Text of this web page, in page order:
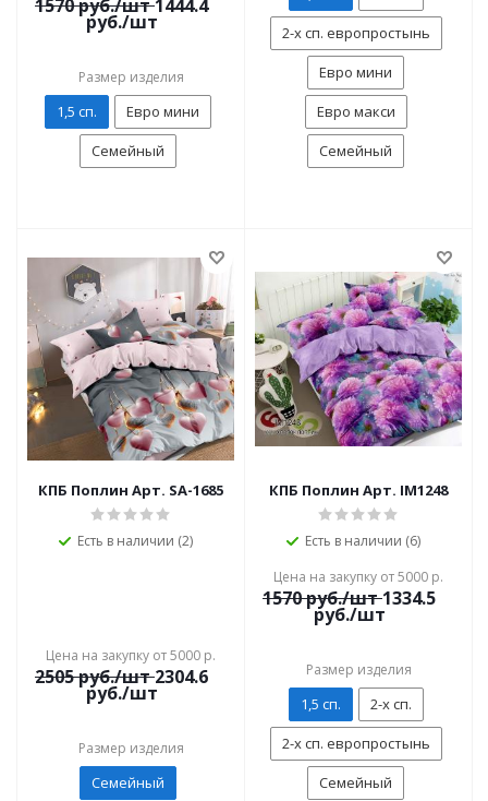
1570руб./шт 1444.4
руб./шт
Размер изделия
1,5 сп.
Евро мини
Семейный
2-х сп. европростынь
Евро мини
Евро макси
Семейный
КПБ Поплин Арт. SA-1685
Есть в наличии (2)
Цена на закупку от 5000 р.
2505руб./шт 2304.6
руб./шт
Размер изделия
Семейный
КПБ Поплин Арт. IM1248
Есть в наличии (6)
Цена на закупку от 5000 р.
1570руб./шт 1334.5
руб./шт
Размер изделия
1,5 сп.
2-х сп.
2-х сп. европростынь
Семейный